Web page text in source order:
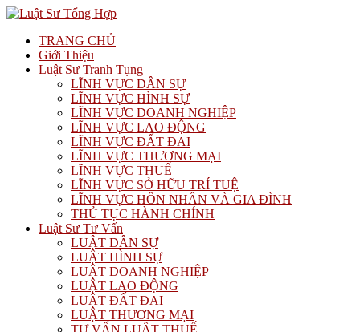
TRANG CHỦ
Giới Thiệu
Luật Sư Tranh Tụng
LĨNH VỰC DÂN SỰ
LĨNH VỰC HÌNH SỰ
LĨNH VỰC DOANH NGHIỆP
LĨNH VỰC LAO ĐỘNG
LĨNH VỰC ĐẤT ĐAI
LĨNH VỰC THƯƠNG MẠI
LĨNH VỰC THUẾ
LĨNH VỰC SỞ HỮU TRÍ TUỆ
LĨNH VỰC HÔN NHÂN VÀ GIA ĐÌNH
THỦ TỤC HÀNH CHÍNH
Luật Sư Tư Vấn
LUẬT DÂN SỰ
LUẬT HÌNH SỰ
LUẬT DOANH NGHIỆP
LUẬT LAO ĐỘNG
LUẬT ĐẤT ĐAI
LUẬT THƯƠNG MẠI
TƯ VẤN LUẬT THUẾ